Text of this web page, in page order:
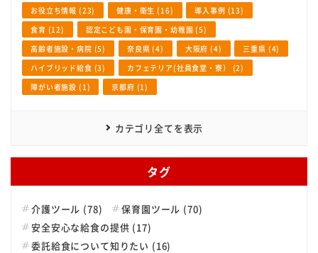
お役立ち情報 (23)
健康・衛生 (16)
導入事例 (13)
食育 (12)
認定こども園・保育園・幼稚園 (5)
高齢者施設・病院 (5)
奈良県 (4) 大阪府 (4)
三重県 (4)
ハイブリッド給食 (3)
カフェテリア(社員食堂・寮） (2)
障がい者施設 (1)
京都府 (1)
カテゴリ全てを表示
タグ
介護ツール (78)
保育園ツール (70)
安全安心な給食の提供 (17)
委託給食について知りたい (16)